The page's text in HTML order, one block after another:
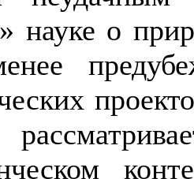
науке о